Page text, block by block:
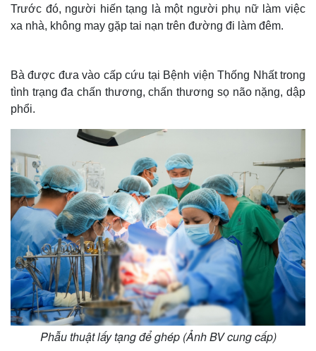
Trước đó, người hiến tạng là một người phụ nữ làm việc
xa nhà, không may gặp tai nạn trên đường đi làm đêm.
Bà được đưa vào cấp cứu tại Bệnh viện Thống Nhất trong
tình trạng đa chấn thương, chấn thương sọ não nặng, dập
phổi.
Phẫu thuật lấy tạng để ghép (Ảnh BV cung cấp)